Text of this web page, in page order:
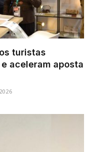
turistas
aceleram aposta